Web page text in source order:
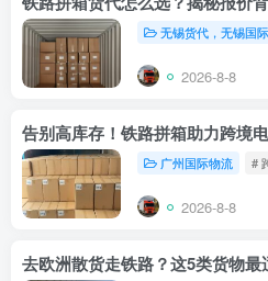
无锡货代，无锡国
2026-8-8
广州国际物流 #
2026-8-8